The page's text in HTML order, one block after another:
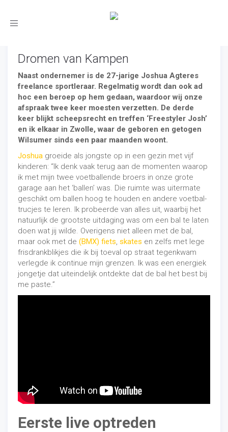
Toggle
Dromen van Kampen
Naast ondernemer is de 27-jarige Joshua Agteres
freelance sportleraar. Regelmatig wordt dan ook ad
hoc een beroep op hem gedaan, waardoor wij onze
afspraak twee keer moesten verzetten. De derde
keer blijkt scheepsrecht en treffen ‘Freestyler Josh’
en ik elkaar in Zwolle, waar de geboren en getogen
Wilsumer sinds een paar maanden woont.
Joshua groeide als jongste op in een gezin met vijf
kinderen: “Ik denk vaak terug aan de momenten waarop
ik met mijn twee voetballende broers in onze grote
garage aan het ‘ballen’ was. Die ruimte was uitermate
geschikt om ballen hoog te houden en andere voetbal-
trucjes te leren. Ik probeerde van alles uit, waarbij het
natuurlijk de grootste uitdaging was om een bal te laten
doen wat jij wilde. Overigens niet alleen met de bal,
maar ook met de (BMX) fiets, skates en zelfs met lege
frisdrankblikjes die ik bij toeval op straat tegenkwam
verlegde ik continue mijn grenzen. Ik was een energiek
jongetje dat uiteindelijk ontdekte dat de bal het best bij
me paste.”
Eerste live optreden